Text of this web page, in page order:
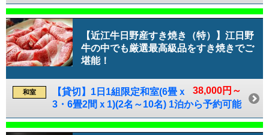
【近江牛日野産すき焼き（特）】江日野
牛の中でも厳選最高級品をすき焼きでご
堪能！
38,000円～
和室
【貸切】1日1組限定和室(6畳ｘ
3・6畳2間ｘ1)(2名～10名) 1泊から予約可能